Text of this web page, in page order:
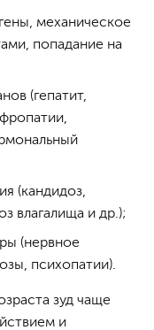
механическое
попадание на
(гепатит,
(кандидоз,
влагалища и др.);
(нервное
психопатии).
зуд чаще
и